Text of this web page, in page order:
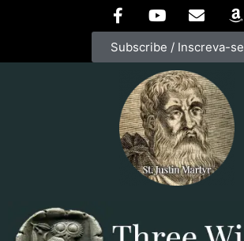
Subscribe / Inscreva-se